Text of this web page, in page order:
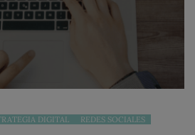
DIGITAL REDES SOCIALES